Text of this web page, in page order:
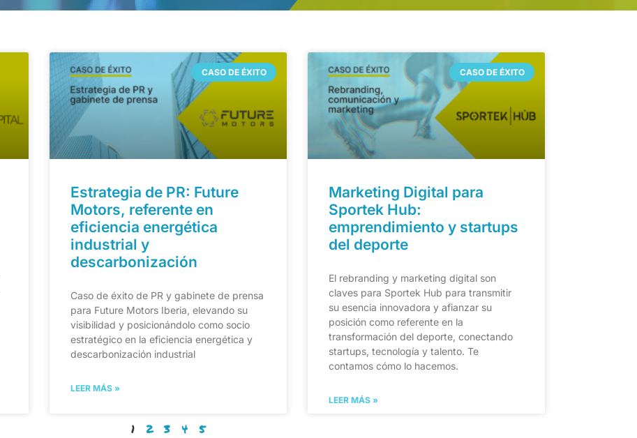
CASO DE ÉXITO
Estrategia de PR: Future
Motors, referente en
eficiencia energética
industrial y
descarbonización
Caso de éxito de PR y gabinete de prensa
para Future Motors Iberia, elevando su
visibilidad y posicionándolo como socio
estratégico en la eficiencia energética y
descarbonización industrial
LEER MÁS »
CASO DE ÉXITO
Marketing Digital para
Sportek Hub:
emprendimiento y startups
del deporte
El rebranding y marketing digital son
claves para Sportek Hub para transmitir
su esencia innovadora y afianzar su
posición como referente en la
transformación del deporte, conectando
startups, tecnología y talento. Te
contamos cómo lo hacemos.
LEER MÁS »
1 2 3 4 5